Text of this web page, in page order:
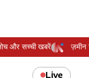
सोच और सच्ची खबरें
Live